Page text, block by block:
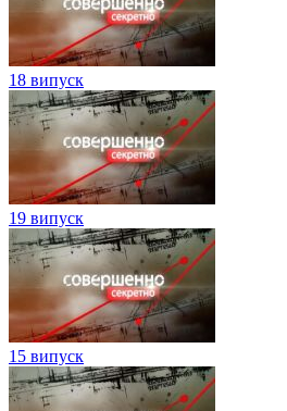
18 випуск
19 випуск
15 випуск